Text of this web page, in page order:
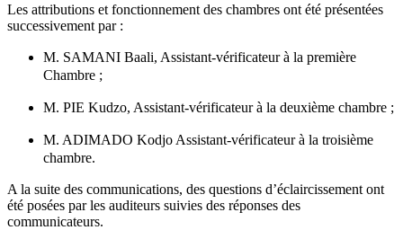
Les attributions et fonctionnement des chambres ont été présentées
successivement par :
M. SAMANI Baali, Assistant-vérificateur à la première
Chambre ;
M. PIE Kudzo, Assistant-vérificateur à la deuxième chambre ;
M. ADIMADO Kodjo Assistant-vérificateur à la troisième
chambre.
A la suite des communications, des questions d’éclaircissement ont
été posées par les auditeurs suivies des réponses des
communicateurs.